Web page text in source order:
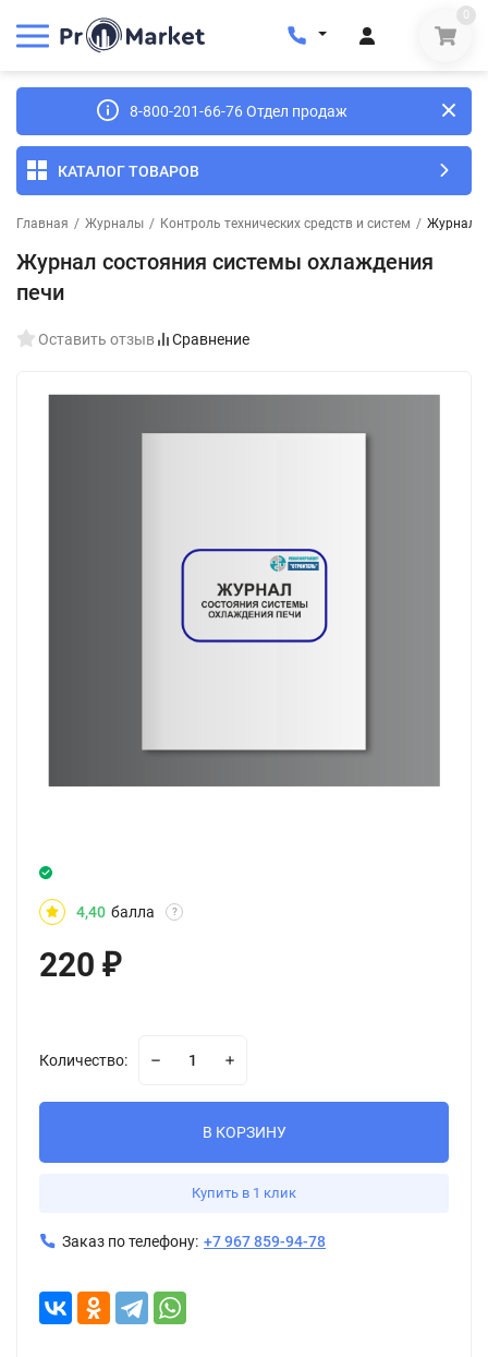
0
8-800-201-66-76 Отдел продаж
КАТАЛОГ ТОВАРОВ
Главная / Журналы / Контроль технических средств и систем / Журнал
Журнал состояния системы охлаждения
печи
Оставить отзыв Сравнение
4,40 балла ?
220 ₽
Количество:
В КОРЗИНУ
Купить в 1 клик
Заказ по телефону: +7 967 859-94-78